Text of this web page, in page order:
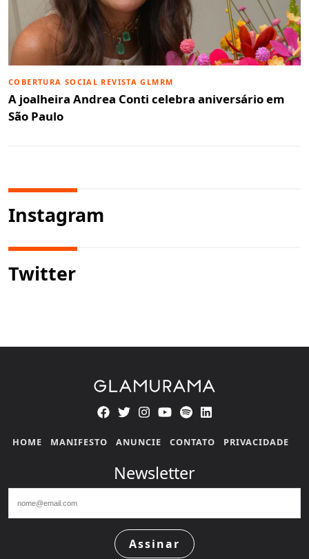
COBERTURA SOCIAL REVISTA GLMRM
A joalheira Andrea Conti celebra aniversário em
São Paulo
Instagram
Twitter
HOME MANIFESTO ANUNCIE CONTATO PRIVACIDADE
Newsletter